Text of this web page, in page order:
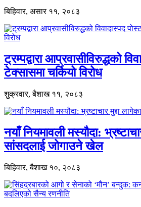
बिहिवार, असार ११, २०८३
ट्रम्पद्वारा आप्रवासीविरुद्धको
टेक्सासमा चर्कियो विरोध
शुक्रवार, बैशाख ११, २०८३
नयाँ नियमावली मस्यौदा:
सांसदलाई जोगाउने खेल
बिहिवार, बैशाख १०, २०८३